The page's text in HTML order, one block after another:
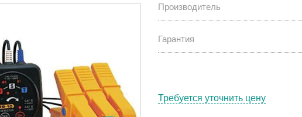
Производитель
Гарантия
Требуется уточнить цену